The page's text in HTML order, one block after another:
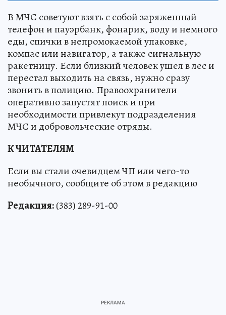
В МЧС советуют взять с собой заряженный
телефон и пауэрбанк, фонарик, воду и немного
еды, спички в непромокаемой упаковке,
компас или навигатор, а также сигнальную
ракетницу. Если близкий человек ушел в лес и
перестал выходить на связь, нужно сразу
звонить в полицию. Правоохранители
оперативно запустят поиск и при
необходимости привлекут подразделения
МЧС и добровольческие отряды.
К ЧИТАТЕЛЯМ
Если вы стали очевидцем ЧП или чего-то
необычного, сообщите об этом в редакцию
Редакция:(383) 289-91-00